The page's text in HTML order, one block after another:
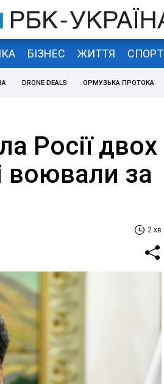
БІЗНЕС ЖИТТЯ СПОРТ
DRONE DEALS ОРМУЗЬКА ПРОТОКА
Росії двох
воювали за
2 хв